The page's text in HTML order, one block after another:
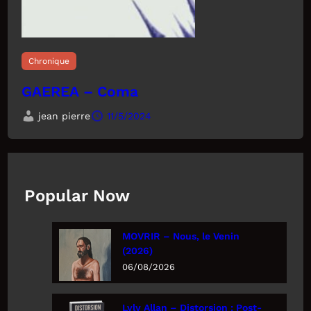
Chronique
GAEREA – Coma
jean pierre 11/5/2024
Popular Now
MOVRIR – Nous, le Venin
(2026)
06/08/2026
Lyly Allan – Distorsion : Post-